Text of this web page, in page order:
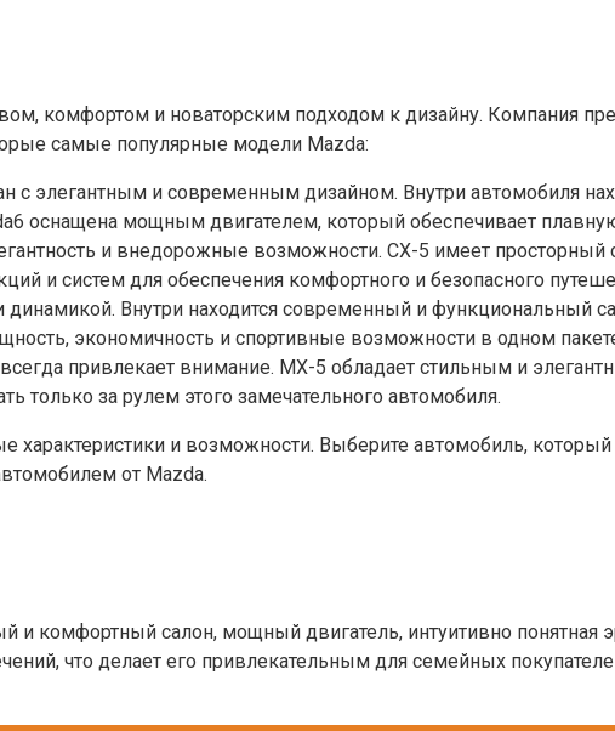
комфортом и новаторским подходом к дизайну. Компания
самые популярные модели Mazda:
с элегантным и современным дизайном. Внутри автомобиля
оснащена мощным двигателем, который обеспечивает
и внедорожные возможности. CX-5 имеет
и систем для обеспечения комфортного и безопасного
динамикой. Внутри находится современный и функциональный
экономичность и спортивные возможности в одном
привлекает внимание. MX-5 обладает стильным и
только за рулем этого замечательного автомобиля.
характеристики и возможности. Выберите автомобиль,
от Mazda.
и комфортный салон, мощный двигатель, интуитивно понятная
что делает его привлекательным для семейных